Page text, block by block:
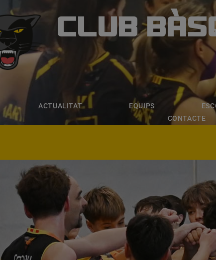
CLUB
ACTUALITAT EQUIPS
CONTACTE
CLUB
ESCOLA